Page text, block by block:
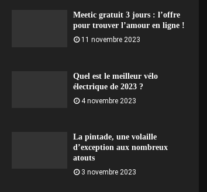
Meetic gratuit 3 jours : l’offre
pour trouver l’amour en ligne !
11 novembre 2023
Quel est le meilleur vélo
électrique de 2023 ?
4 novembre 2023
La pintade, une volaille
d’exception aux nombreux
atouts
3 novembre 2023